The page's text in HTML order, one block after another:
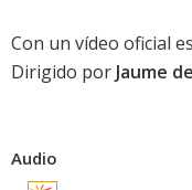
Con un vídeo oficial
Dirigido por Jaume
Audio